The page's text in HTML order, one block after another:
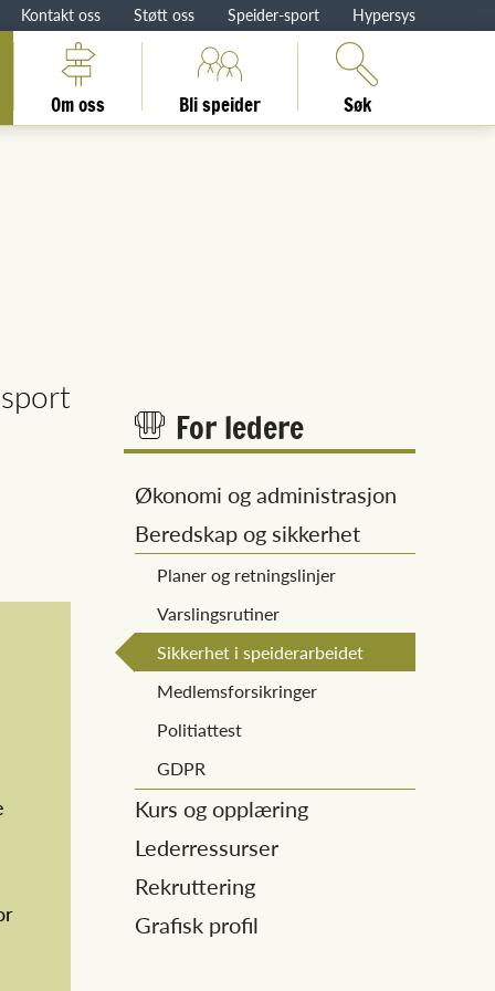
Kontakt oss Støtt oss Speider-sport Hypersys
Om oss Bli speider Søk
For ledere
Økonomi og administrasjon
Beredskap og sikkerhet
Planer og retningslinjer
Varslingsrutiner
Sikkerhet i speiderarbeidet
Medlemsforsikringer
Politiattest
GDPR
Kurs og opplæring
Lederressurser
Rekruttering
Grafisk profil